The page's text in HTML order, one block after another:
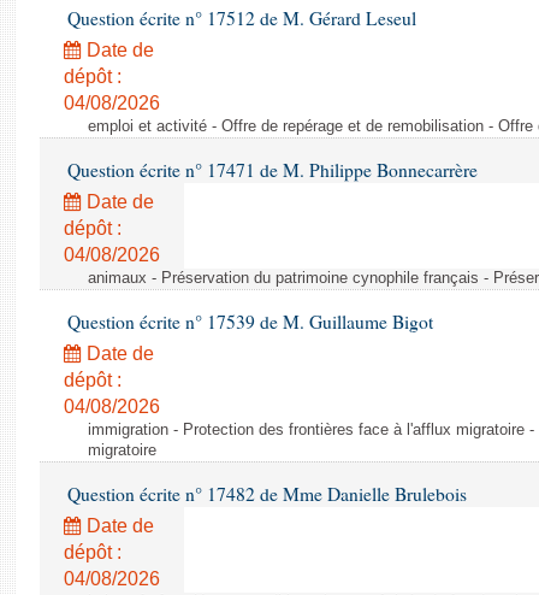
Question écrite n° 17512 de M. Gérard Leseul
Date de
dépôt :
04/08/2026
emploi et activité - Offre de repérage et de remobilisation -
Question écrite n° 17471 de M. Philippe Bonnecarrère
Date de
dépôt :
04/08/2026
animaux - Préservation du patrimoine cynophile français -
Question écrite n° 17539 de M. Guillaume Bigot
Date de
dépôt :
04/08/2026
immigration - Protection des frontières face à l'afflux migratoire
migratoire
Question écrite n° 17482 de Mme Danielle Brulebois
Date de
dépôt :
04/08/2026